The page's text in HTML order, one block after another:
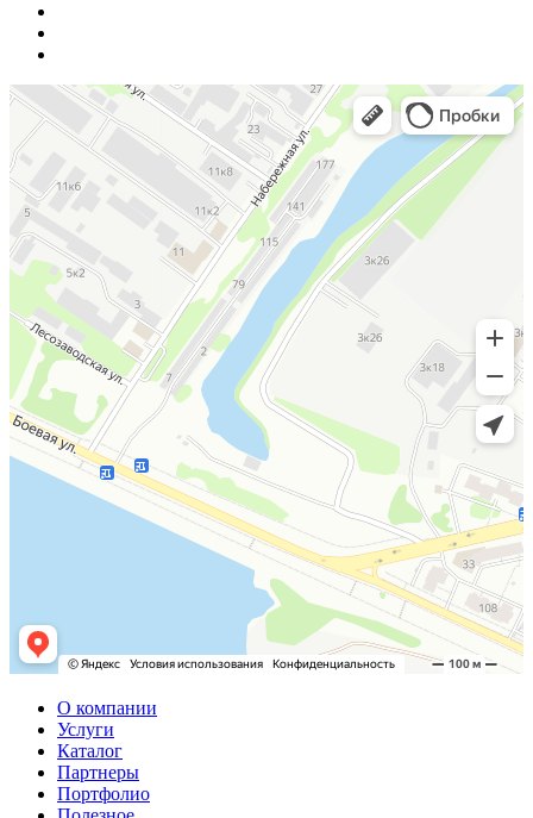
О компании
Услуги
Каталог
Партнеры
Портфолио